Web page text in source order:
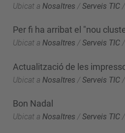
Ubicat a Nosaltres /Serveis TIC /
Per fi ha arribat el "nou
Ubicat a Nosaltres /Serveis TIC /
Actualització de les
Ubicat a Nosaltres /Serveis TIC /
Bon Nadal
Ubicat a Nosaltres /Serveis TIC /